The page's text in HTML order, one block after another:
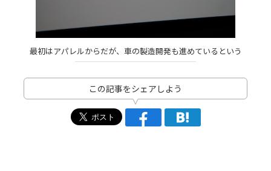
最初はアパレルからだが、車の製造開発も進めているという
この記事をシェアしよう